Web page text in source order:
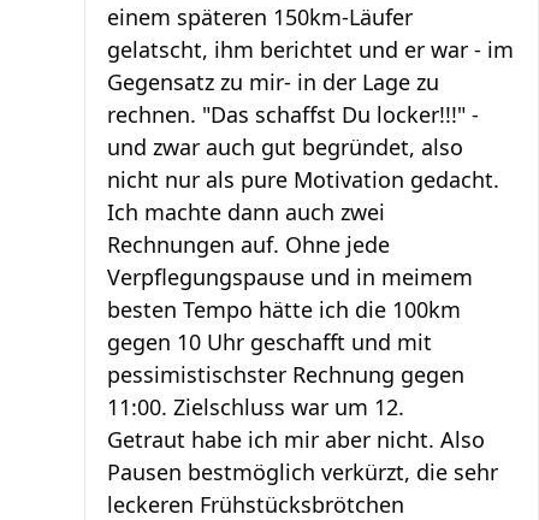
einem späteren 150km-Läufer
gelatscht, ihm berichtet und er war - im
Gegensatz zu mir- in der Lage zu
rechnen. "Das schaffst Du locker!!!" -
und zwar auch gut begründet, also
nicht nur als pure Motivation gedacht.
Ich machte dann auch zwei
Rechnungen auf. Ohne jede
Verpflegungspause und in meimem
besten Tempo hätte ich die 100km
gegen 10 Uhr geschafft und mit
pessimistischster Rechnung gegen
11:00. Zielschluss war um 12.
Getraut habe ich mir aber nicht. Also
Pausen bestmöglich verkürzt, die sehr
leckeren Frühstücksbrötchen